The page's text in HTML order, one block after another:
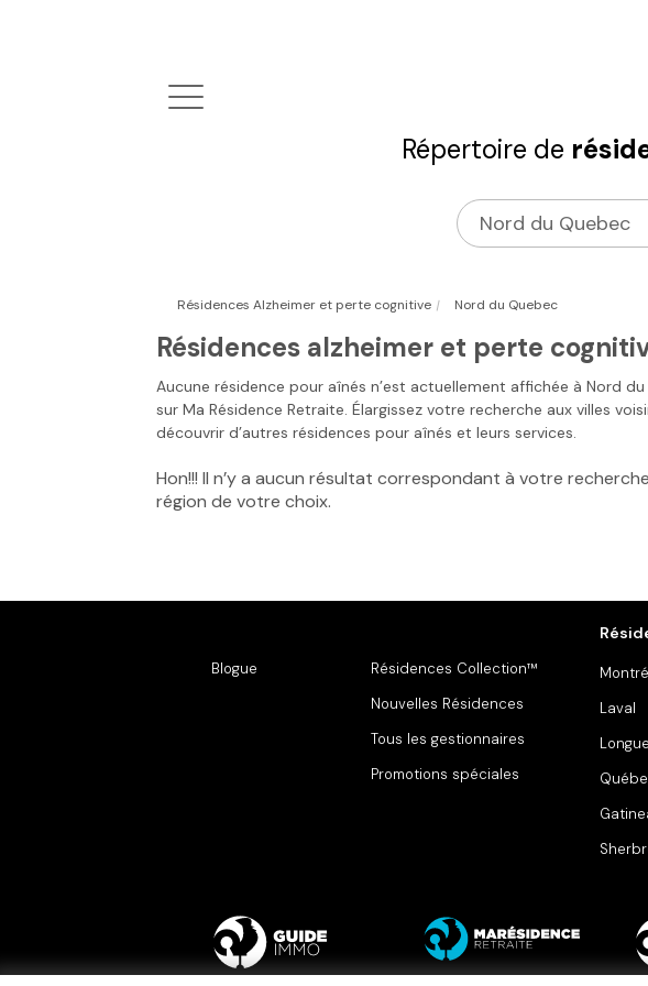
Répertoire de
Résidences Alzheimer et perte cognitive | Nord du Quebec
Résidences alzheimer et perte
Aucune résidence pour aînés n’est actuellement affichée à Nord
sur Ma Résidence Retraite. Élargissez votre recherche aux villes
découvrir d’autres résidences pour aînés et leurs services.
Hon!!! Il n’y a aucun résultat correspondant à votre
région de votre choix.
Blogue
Résidences Collection™
Nouvelles Résidences
Tous les gestionnaires
Promotions spéciales
Laval